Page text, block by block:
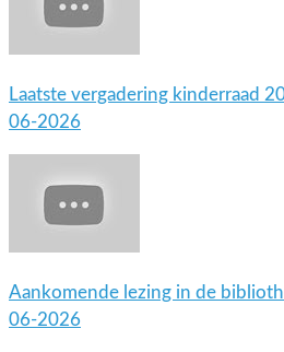
Laatste vergadering kinderraad
06-2026
Aankomende lezing in de
06-2026